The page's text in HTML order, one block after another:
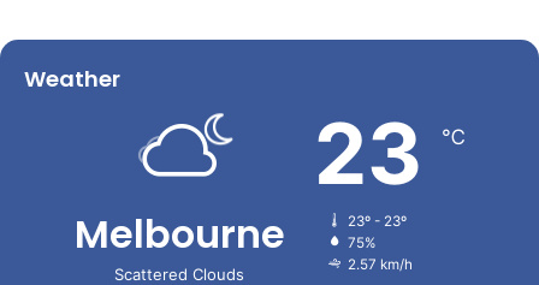
Weather
Melbourne
Scattered Clouds
23 ℃
23º - 23º
75%
2.57 km/h